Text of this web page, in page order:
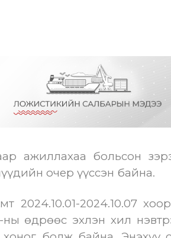
ажиллахаа больсон
очер үүссэн байна.
2024.10.01-2024.10.07
ны өдрөөс эхлэн хил